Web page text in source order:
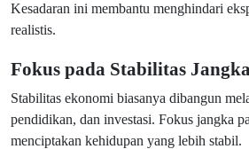
Kesadaran ini membantu menghindari
realistis.
Fokus pada Stabilitas
Stabilitas ekonomi biasanya dibangun
pendidikan, dan investasi. Fokus jangka
menciptakan kehidupan yang lebih stabil.